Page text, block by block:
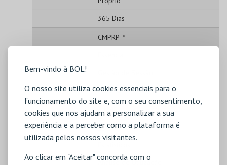
Bem-vindo à BOL!
O nosso site utiliza cookies essenciais para o
funcionamento do site e, com o seu consentimento,
cookies que nos ajudam a personalizar a sua
experiência e a perceber como a plataforma é
utilizada pelos nossos visitantes.
Ao clicar em "Aceitar" concorda com o
365 Dias
CMPRP_*
Próprio
_ga
Análise de Utilização